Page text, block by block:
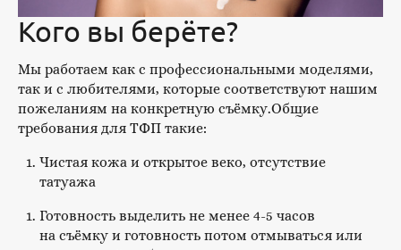
Кого вы берёте?
Мы работаем как с профессиональными моделями,
так и с любителями, которые соответствуют нашим
пожеланиям на конкретную съёмку.Общие
требования для ТФП такие:
Чистая кожа и открытое веко, отсутствие
татуажа
Готовность выделить не менее 4-5 часов
на съёмку и готовность потом отмываться или